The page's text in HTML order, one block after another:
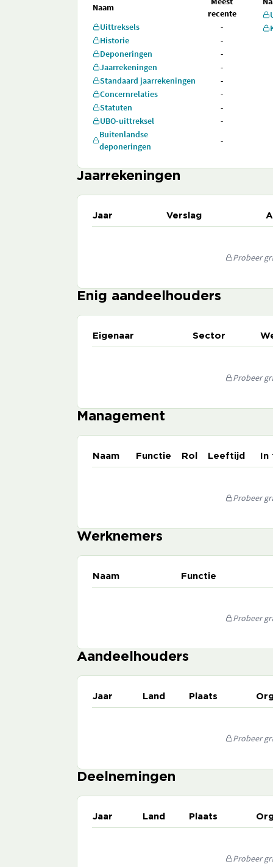
Naam
recente
Uittreksels
-
Historie
-
Deponeringen
-
Jaarrekeningen
-
Standaard jaarrekeningen
-
Concernrelaties
-
Statuten
-
UBO-uittreksel
-
Buitenlandse
deponeringen
-
Jaarrekeningen
Jaar Verslag
Probeer
Enig aandeelhouders
Eigenaar Sector
Probeer
Management
Naam Functie Rol Leeftijd
Probeer
Werknemers
Naam Functie
Probeer
Aandeelhouders
Jaar Land Plaats
Probeer
Deelnemingen
Jaar Land Plaats
Probeer